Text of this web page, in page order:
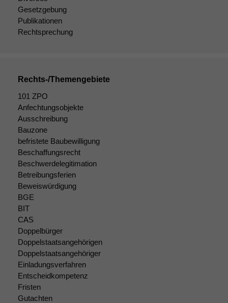
Gesetzgebung
Publikationen
Rechtsprechung
Rechts-/Themengebiete
101 ZPO
Anfechtungsobjekte
Ausschreibung
Bauzone
befristete Baubewilligung
Beschaffungsrecht
Beschwerdelegitimation
Betreibungsferien
Beweiswürdigung
BGE
BIT
CAS
Doppelbürger
Doppelstaatsangehörigen
Doppelstaatsangehöriger
Einladungsverfahren
Entscheidkompetenz
Fristen
Gutachten